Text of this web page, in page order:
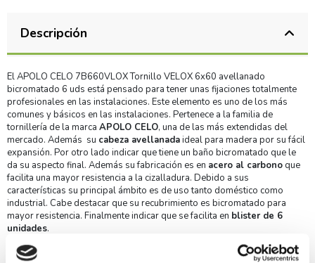
Descripción
El APOLO CELO 7B660VLOX Tornillo VELOX 6x60 avellanado
bicromatado 6 uds está pensado para tener unas fijaciones totalmente
profesionales en las instalaciones. Este elemento es uno de los más
comunes y básicos en las instalaciones. Pertenece a la familia de
tornillería de la marca APOLO CELO, una de las más extendidas del
mercado. Además su cabeza avellanadaideal para madera por su fácil
expansión. Por otro lado indicar que tiene un baño bicromatado que le
da su aspecto final. Además su fabricación es en acero al carbonoque
facilita una mayor resistencia a la cizalladura. Debido a sus
características su principal ámbito es de uso tanto doméstico como
industrial. Cabe destacar que su recubrimiento es bicromatado para
mayor resistencia. Finalmente indicar que se facilita en blister de 6
unidades.
Ventajas y características del APOLO CELO 7B660VLOX
Tornillo VELOX 6x60 avellanado bicromatado 6 uds